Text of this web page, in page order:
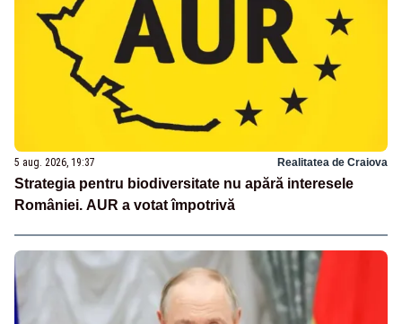
5 aug. 2026, 19:37 Realitatea de Craiova
Strategia pentru biodiversitate nu apără interesele
României. AUR a votat împotrivă